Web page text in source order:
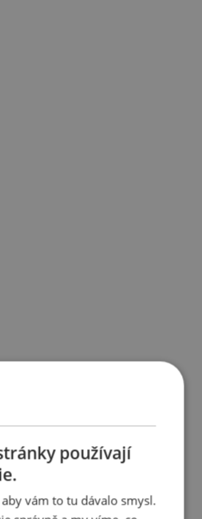
používají
vám to tu dávalo smysl.